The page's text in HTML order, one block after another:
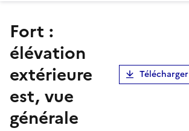
Fort :
élévation
extérieure
est, vue
générale
Télécharger